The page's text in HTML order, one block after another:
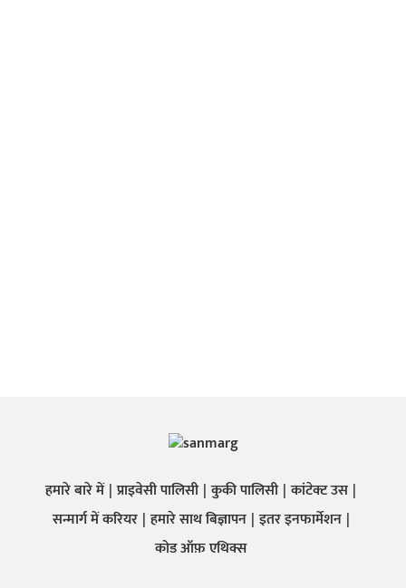
हमारे बारे में प्राइवेसी पालिसी कुकी पालिसी कांटेक्ट उस
सन्मार्ग में करियर हमारे साथ बिज्ञापन इतर इनफार्मेशन
कोड ऑफ़ एथिक्स